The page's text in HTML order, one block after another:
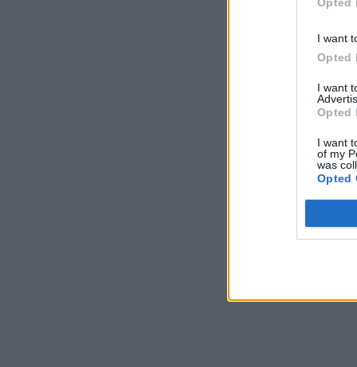
I want
Opted
I want
Opted
I want
of my
was
Opted